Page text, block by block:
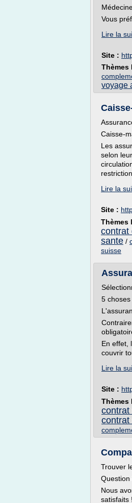
Vous
Lire la
Site :
Thèmes
voyage
Caisse-
Les
selon
Lire la
Site :
Thèmes
contrat
sante /
suisse
5
En effet,
couvrir
Lire la
Site :
Thèmes
contrat
contrat
Trouver
Question
Nous
satisfaits